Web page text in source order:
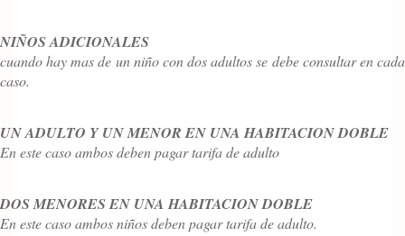
NIÑOS ADICIONALES
cuando hay mas de un niño con dos adultos se debe consultar en cada
caso.
UN ADULTO Y UN MENOR EN UNA HABITACION DOBLE
En este caso ambos deben pagar tarifa de adulto
DOS MENORES EN UNA HABITACION DOBLE
En este caso ambos niños deben pagar tarifa de adulto.